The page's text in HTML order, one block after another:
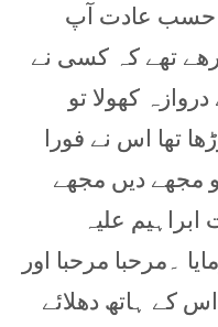
حسب عادت آپ
تھے کہ کسی نے
کھولا تو
کا بوڑھا تھا اس نے فورا
مجھے دیں مجھے
علیہ
۔مرحبا مرحبا اور
کے ہاتھ دھلائے